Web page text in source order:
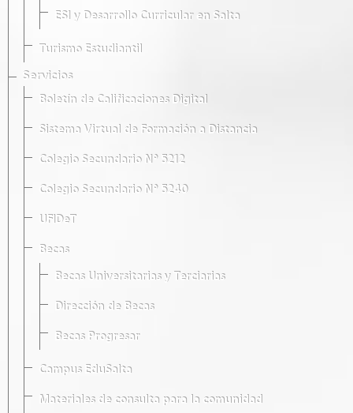
ESI y Desarrollo Curricular en Salta
Turismo Estudiantil
Servicios
Boletín de Calificaciones Digital
Sistema Virtual de Formación a Distancia
Colegio Secundario Nº 5212
Colegio Secundario Nº 5240
UFIDeT
Becas
Becas Universitarias y Terciarias
Dirección de Becas
Becas Progresar
Campus EduSalta
Materiales de consulta para la comunidad